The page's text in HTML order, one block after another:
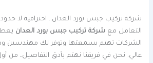
شركة تركيب جبس بورد العدان.. احترافية لا حدود
التعامل معشركة تركيب جبس بورد العدان
الشركات تهتم بسمعتها وتوفر لك مهندسين
عالي. نحن في فريقنا نهتم بأدق التفاصيل، من